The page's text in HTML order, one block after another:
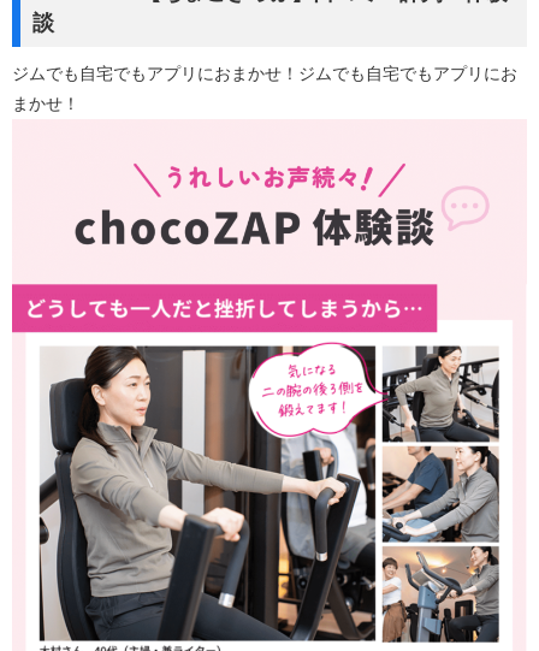
談
ジムでも自宅でもアプリにおまかせ！ジムでも自宅でもアプリにお
まかせ！